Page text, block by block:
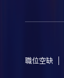
職位空缺